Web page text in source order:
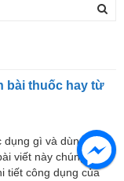
bài thuốc hay từ
dụng gì và dùng như
viết này chúng tôi
tiết công dụng của